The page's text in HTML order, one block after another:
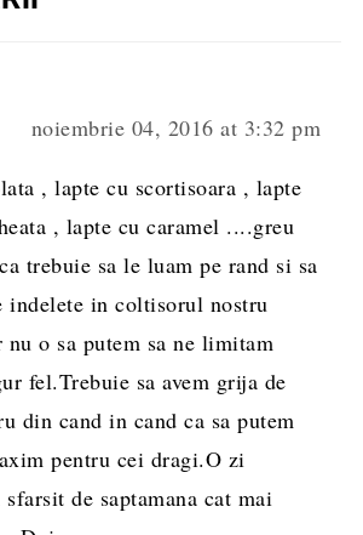
noiembrie 04, 2016 at 3:32 pm
, lapte cu scortisoara , lapte
, lapte cu caramel ....greu
trebuie sa le luam pe rand si sa
indelete in coltisorul nostru
nu o sa putem sa ne limitam
fel.Trebuie sa avem grija de
din cand in cand ca sa putem
pentru cei dragi.O zi
de saptamana cat mai